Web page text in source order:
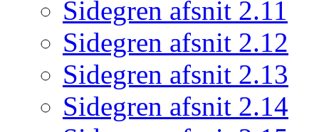
Sidegren afsnit 2.11
Sidegren afsnit 2.12
Sidegren afsnit 2.13
Sidegren afsnit 2.14